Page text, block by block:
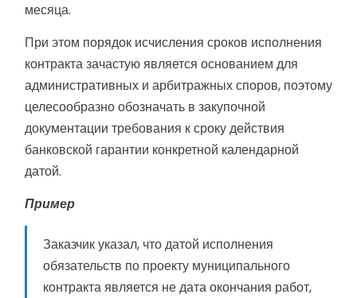
месяца.
При этом порядок исчисления сроков исполнения
контракта зачастую является основанием для
административных и арбитражных споров, поэтому
целесообразно обозначать в закупочной
документации требования к сроку действия
банковской гарантии конкретной календарной
датой.
Пример
Заказчик указал, что датой исполнения
обязательств по проекту муниципального
контракта является не дата окончания работ,